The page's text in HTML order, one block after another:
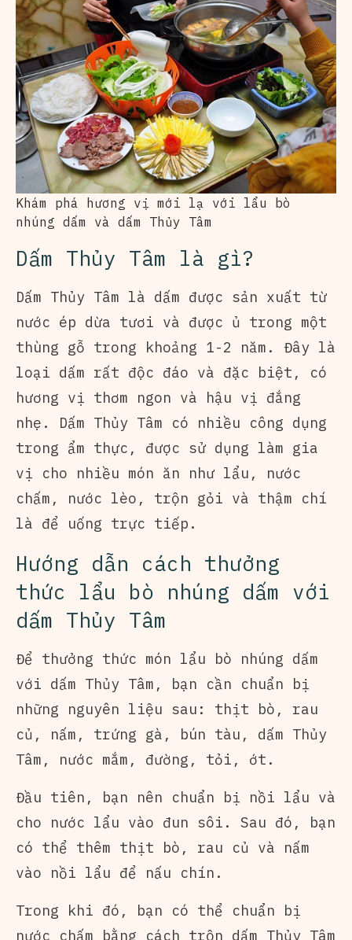
Khám phá hương vị mới lạ với lẩu bò
nhúng dấm và dấm Thủy Tâm
Dấm Thủy Tâm là gì?
Dấm Thủy Tâm là dấm được sản xuất từ
nước ép dừa tươi và được ủ trong một
thùng gỗ trong khoảng 1-2 năm. Đây là
loại dấm rất độc đáo và đặc biệt, có
hương vị thơm ngon và hậu vị đắng
nhẹ. Dấm Thủy Tâm có nhiều công dụng
trong ẩm thực, được sử dụng làm gia
vị cho nhiều món ăn như lẩu, nước
chấm, nước lèo, trộn gỏi và thậm chí
là để uống trực tiếp.
Hướng dẫn cách thưởng
thức lẩu bò nhúng dấm với
dấm Thủy Tâm
Để thưởng thức món lẩu bò nhúng dấm
với dấm Thủy Tâm, bạn cần chuẩn bị
những nguyên liệu sau: thịt bò, rau
củ, nấm, trứng gà, bún tàu, dấm Thủy
Tâm, nước mắm, đường, tỏi, ớt.
Đầu tiên, bạn nên chuẩn bị nồi lẩu và
cho nước lẩu vào đun sôi. Sau đó, bạn
có thể thêm thịt bò, rau củ và nấm
vào nồi lẩu để nấu chín.
Trong khi đó, bạn có thể chuẩn bị
nước chấm bằng cách trộn dấm Thủy Tâm